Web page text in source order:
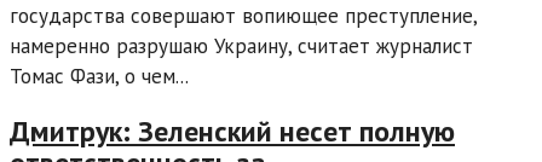
государства совершают вопиющее преступление,
намеренно разрушаю Украину, считает журналист
Томас Фази, о чем...
Дмитрук: Зеленский несет полную